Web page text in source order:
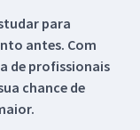
para
antes. Com
de profissionais
chance de